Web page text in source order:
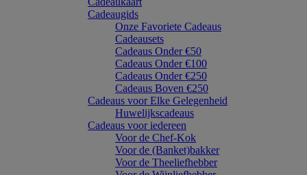
Cadeaugids
Onze Favoriete Cadeaus
Cadeausets
Cadeaus Onder €50
Cadeaus Onder €100
Cadeaus Onder €250
Cadeaus Boven €250
Cadeaus voor Elke Gelegenheid
Huwelijkscadeaus
Cadeaus voor iedereen
Voor de Chef-Kok
Voor de (Banket)bakker
Voor de Theeliefhebber